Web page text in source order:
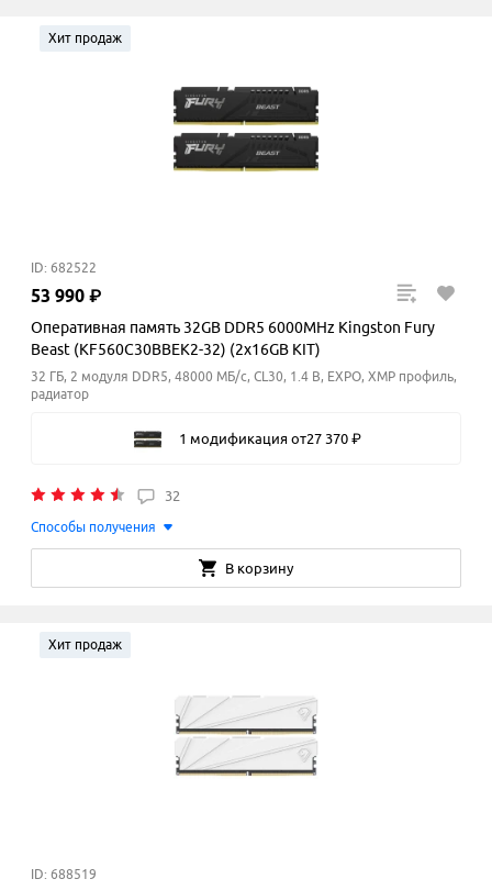
Хит продаж
ID: 682522
53 990 ₽
Оперативная память 32GB DDR5 6000MHz Kingston Fury
Beast (KF560C30BBEK2-32) (2x16GB KIT)
32 ГБ, 2 модуля DDR5, 48000 МБ/с, CL30, 1.4 В, EXPO, XMP профиль,
радиатор
1 модификация от27 370 ₽
32
Способы получения
В корзину
Хит продаж
ID: 688519